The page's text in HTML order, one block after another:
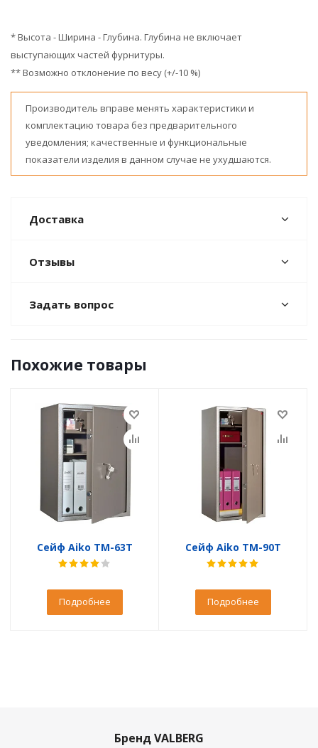
* Высота - Ширина - Глубина. Глубина не включает
выступающих частей фурнитуры.
** Возможно отклонение по весу (+/-10 %)
Производитель вправе менять характеристики и
комплектацию товара без предварительного
уведомления; качественные и функциональные
показатели изделия в данном случае не ухудшаются.
Доставка
Отзывы
Задать вопрос
Похожие товары
Сейф Aiko TM-63T
Подробнее
Сейф Aiko TM-90T
Подробнее
Бренд VALBERG